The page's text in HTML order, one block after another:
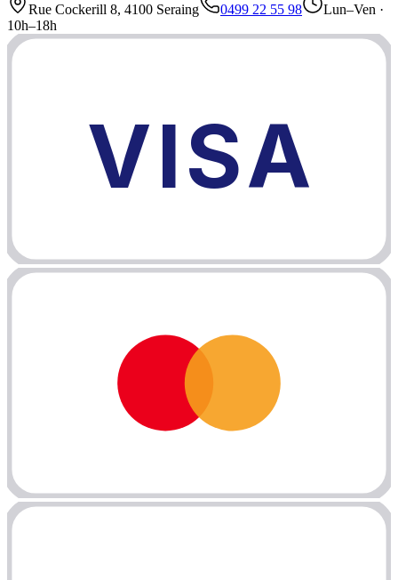
Rue Cockerill 8, 4100 Seraing 0499 22 55 98
Lun–Ven ·
10h–18h
VISA